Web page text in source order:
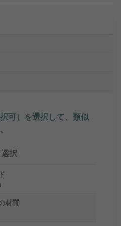
可）を選択して、類似
択
材質